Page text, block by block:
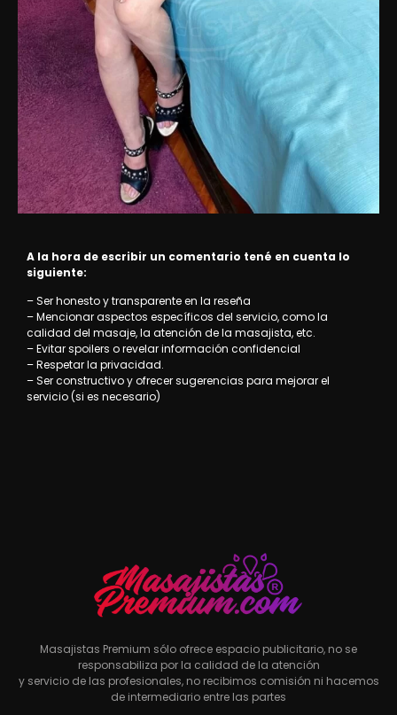
A la hora de escribir un comentario tené en cuenta lo
siguiente:
– Ser honesto y transparente en la reseña
– Mencionar aspectos específicos del servicio, como la
calidad del masaje, la atención de la masajista, etc.
– Evitar spoilers o revelar información confidencial
– Respetar la privacidad.
– Ser constructivo y ofrecer sugerencias para mejorar el
servicio (si es necesario)
Masajistas Premium sólo ofrece espacio publicitario, no se
responsabiliza por la calidad de la atención
y servicio de las profesionales, no recibimos comisión ni hacemos
de intermediario entre las partes